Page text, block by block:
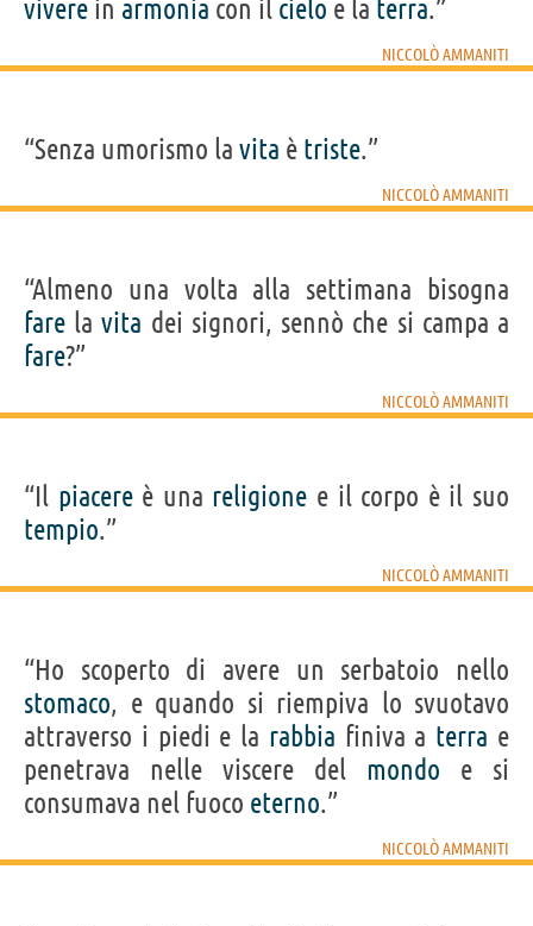
vivere in armonia con il cielo e la terra.”
NICCOLÒ AMMANITI
“Senza umorismo la vita è triste.”
NICCOLÒ AMMANITI
“Almeno una volta alla settimana bisogna
fare lavita dei signori, sennò che si campa a
fare?”
NICCOLÒ AMMANITI
“Il piacereè una religione e il corpo è il suo
tempio.”
NICCOLÒ AMMANITI
“Ho scoperto di avere un serbatoio nello
stomaco, e quando si riempiva lo svuotavo
attraverso i piedi e la rabbia finiva a terra e
penetrava nelle viscere del mondo e si
consumava nel fuoco eterno.”
NICCOLÒ AMMANITI